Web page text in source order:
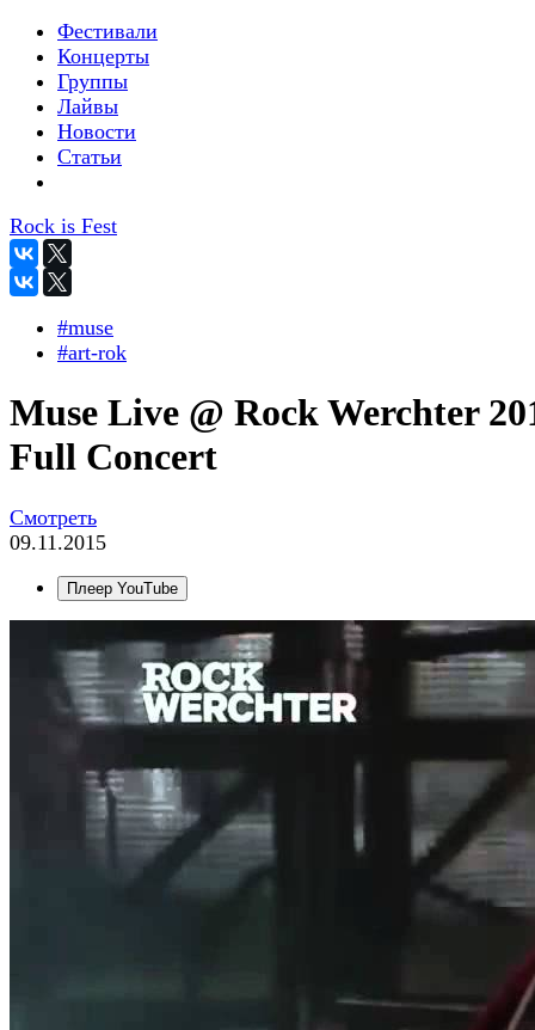
Фестивали
Концерты
Группы
Лайвы
Новости
Статьи
Rock is Fest
#muse
#art-rok
Muse Live @ Rock Werchter
Full Concert
Смотреть
09.11.2015
Плеер YouTube